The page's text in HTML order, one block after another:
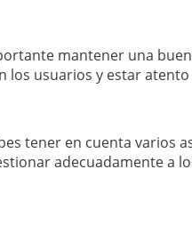
mantener una
usuarios y estar
tener en cuenta varios
adecuadamente a